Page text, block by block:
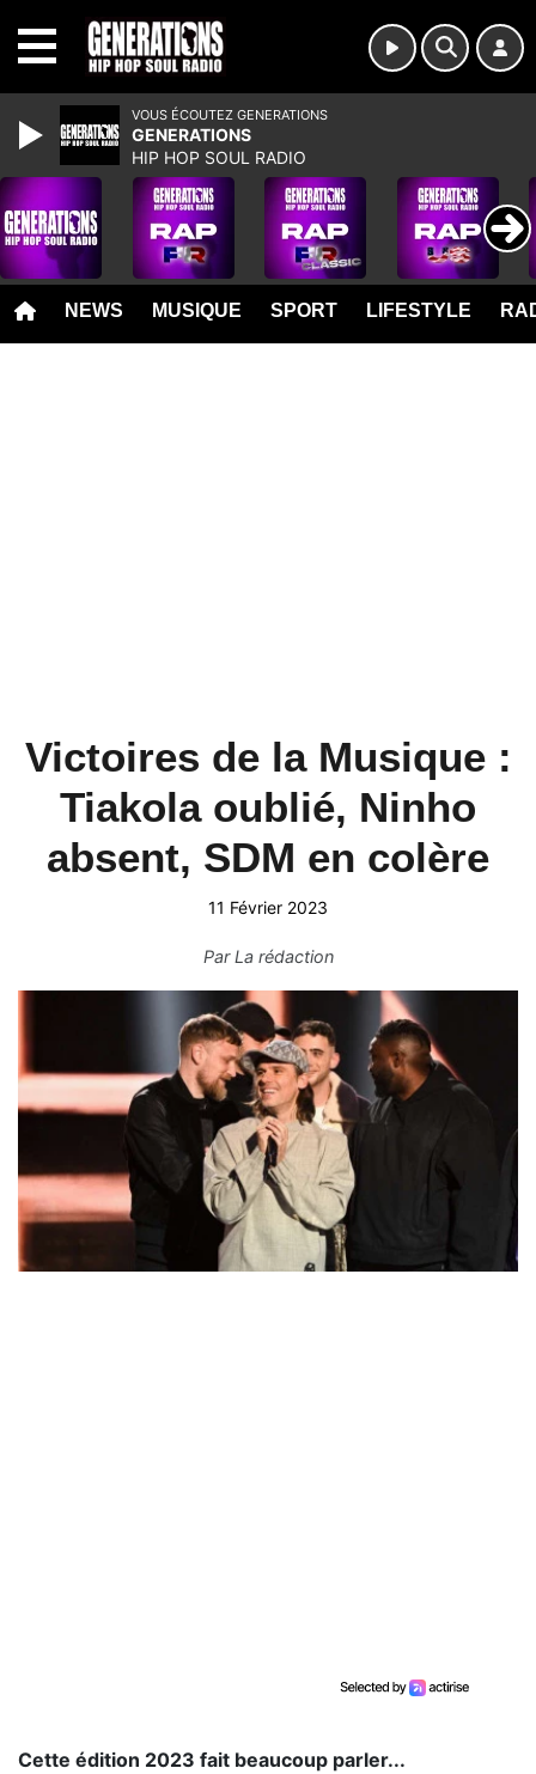
NEWS MUSIQUE SPORT LIFESTYLE
Victoires de la Musique :
Tiakola oublié, Ninho
absent, SDM en colère
11 Février 2023
ParLa rédaction
Cette édition 2023 fait beaucoup parler...
VOUS ÉCOUTEZ GENERATIONS
GENERATIONS
HIP HOP SOUL RADIO